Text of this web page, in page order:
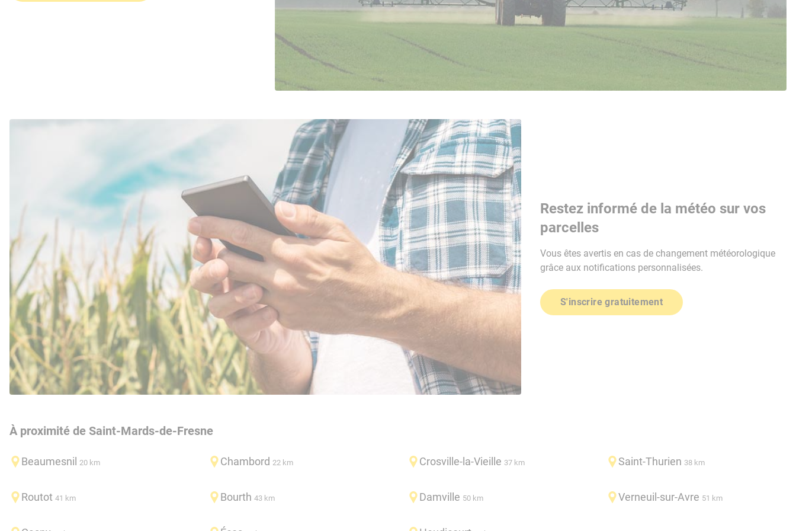
Restez informé de la météo sur vos
parcelles
Vous êtes avertis en cas de changement météorologique
grâce aux notifications personnalisées.
S'inscrire gratuitement
À proximité de Saint-Mards-de-Fresne
Beaumesnil 20 km Chambord 22 km Crosville-la-Vieille 37 km Saint-Thurien 38 km
Routot 41 km Bourth 43 km Damville 50 km Verneuil-sur-Avre 51 km